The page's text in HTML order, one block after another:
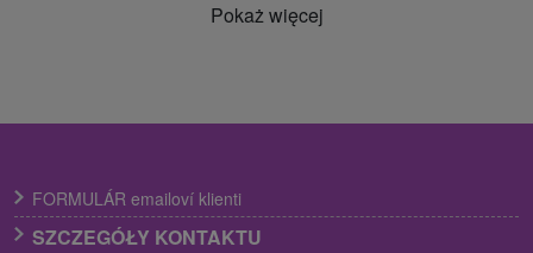
Pokaż więcej
FORMULÁR emailoví klienti
SZCZEGÓŁY KONTAKTU